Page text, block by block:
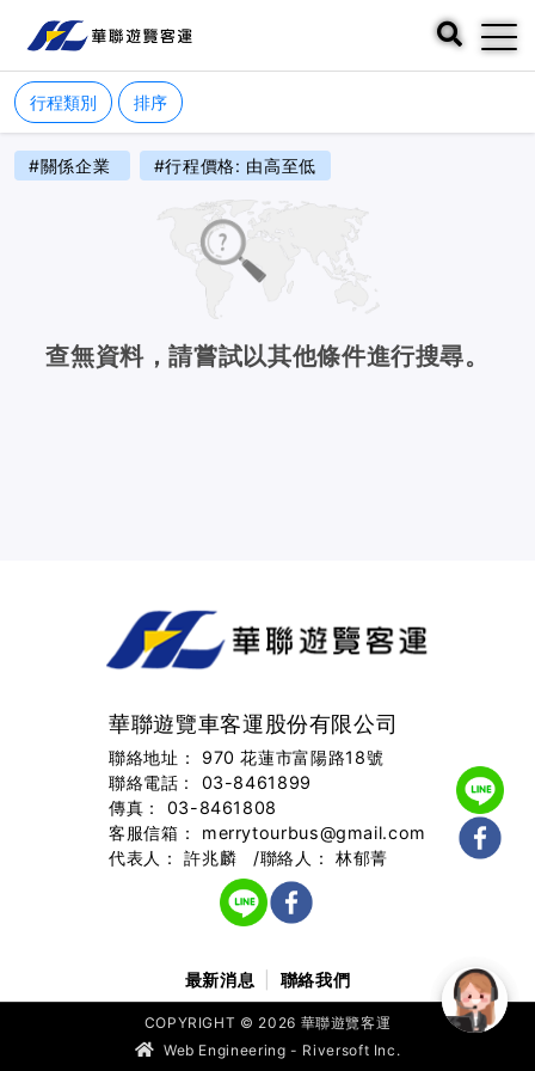
行程類別 排序
#關係企業 #行程價格: 由高至低
查無資料，請嘗試以其他條件進行搜尋。
華聯遊覽車客運股份有限公司
聯絡地址： 970 花蓮市富陽路18號
聯絡電話 :
03-8461899
傳真： 03-8461808
客服信箱： merrytourbus@gmail.com
代表人： 許兆麟 /聯絡人： 林郁菁
最新消息 聯絡我們
COPYRIGHT © 2026 華聯遊覽客運
Web Engineering - Riversoft Inc.